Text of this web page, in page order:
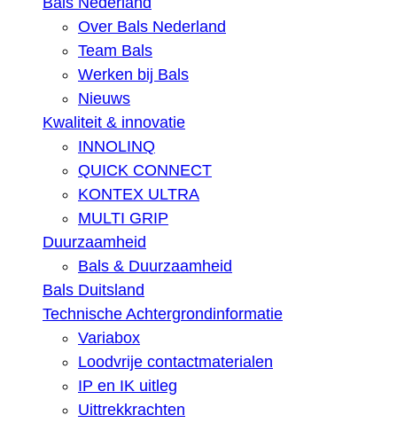
Over Bals Nederland
Team Bals
Werken bij Bals
Nieuws
Kwaliteit & innovatie
INNOLINQ
QUICK CONNECT
KONTEX ULTRA
MULTI GRIP
Duurzaamheid
Bals & Duurzaamheid
Bals Duitsland
Technische Achtergrondinformatie
Variabox
Loodvrije contactmaterialen
IP en IK uitleg
Uittrekkrachten